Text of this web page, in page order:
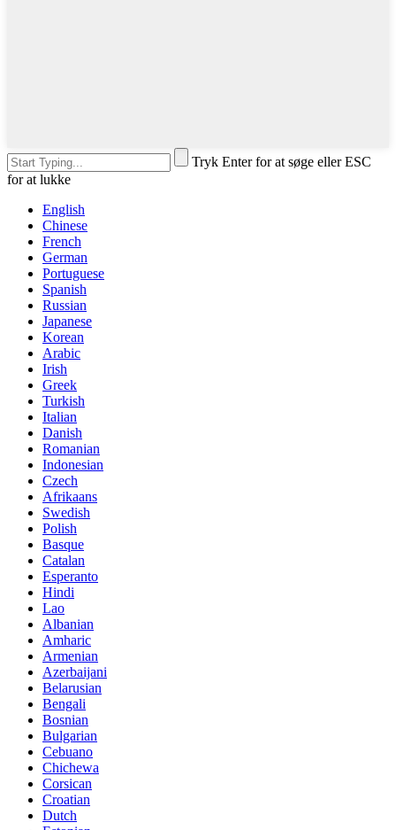
Tryk Enter for at søge eller ESC
for at lukke
English
Chinese
French
German
Portuguese
Spanish
Russian
Japanese
Korean
Arabic
Irish
Greek
Turkish
Italian
Danish
Romanian
Indonesian
Czech
Afrikaans
Swedish
Polish
Basque
Catalan
Esperanto
Hindi
Lao
Albanian
Amharic
Armenian
Azerbaijani
Belarusian
Bengali
Bosnian
Bulgarian
Cebuano
Chichewa
Corsican
Croatian
Dutch